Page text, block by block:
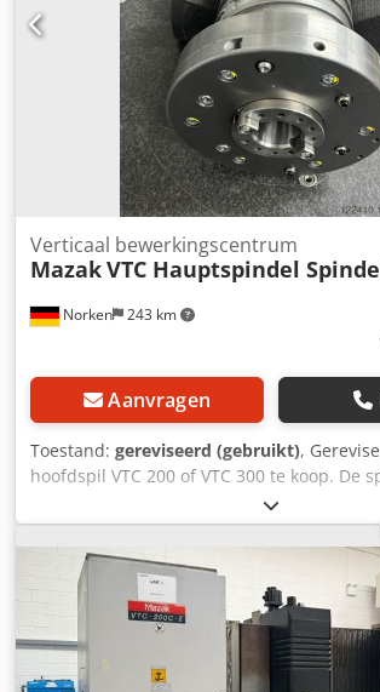
Norken 243 km
Verticaal bewerkingscentrum
MazakVTC Hauptspindel
Aanvragen
Toestand: gereviseerd (gebruikt),
hoofdspil VTC 200 of VTC 300 te koop. De
gereviseerd; spil-lagers en tussenbussen
De conus is nageslepen. Vervolgens is de
gebalanceerd. Het maximale toerental
omw/min. Wij hebben meerdere
spindels op voorraad, stuur ons gerust uw
betreft een ruilspil, wat betekent dat een
benodigd is. Voor verdere vragen staan
beschikking. Chsdjvdkdispfx Ag Aja